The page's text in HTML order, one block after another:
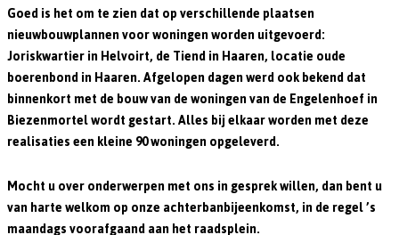
Goed is het om te zien dat op verschillende plaatsen
nieuwbouwplannen voor woningen worden uitgevoerd:
Joriskwartier in Helvoirt, de Tiend in Haaren, locatie oude
boerenbond in Haaren. Afgelopen dagen werd ook bekend dat
binnenkort met de bouw van de woningen van de Engelenhoef in
Biezenmortel wordt gestart. Alles bij elkaar worden met deze
realisaties een kleine 90 woningen opgeleverd.
Mocht u over onderwerpen met ons in gesprek willen, dan bent u
van harte welkom op onze achterbanbijeenkomst, in de regel ’s
maandags voorafgaand aan het raadsplein.